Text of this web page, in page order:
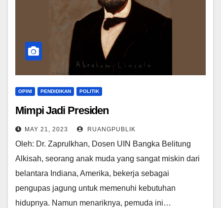
OPINI PENDIDIKAN POLITIK
Mimpi Jadi Presiden
MAY 21, 2023 RUANGPUBLIK
Oleh: Dr. Zaprulkhan, Dosen UIN Bangka Belitung
Alkisah, seorang anak muda yang sangat miskin dari
belantara Indiana, Amerika, bekerja sebagai
pengupas jagung untuk memenuhi kebutuhan
hidupnya. Namun menariknya, pemuda ini…